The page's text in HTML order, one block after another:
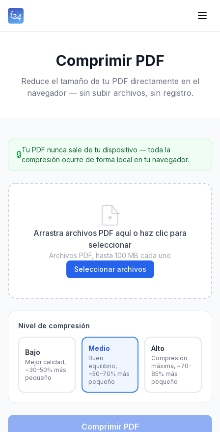
Comprimir PDF
Reduce el tamaño de tu PDF directamente en el
navegador — sin subir archivos, sin registro.
🔒Tu PDF nunca sale de tu dispositivo — toda la
compresión ocurre de forma local en tu navegador.
Arrastra archivos PDF aquí o haz clic para
seleccionar
Archivos PDF, hasta 100 MB cada uno
Seleccionar archivos
Nivel de compresión
Bajo
Mejor calidad,
~30–50% más
pequeño
Medio
Buen
equilibrio,
~50–70% más
pequeño
Alto
Compresión
máxima, ~70–
85% más
pequeño
Comprimir PDF